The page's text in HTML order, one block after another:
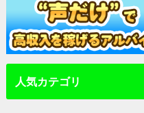
人気カテゴリ